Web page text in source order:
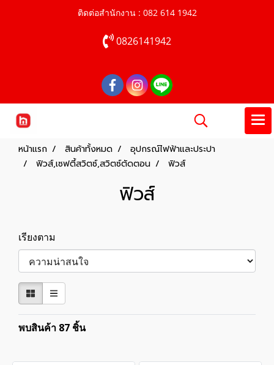
ติดต่อสำนักงาน : 082 614 1942
0826141942
หน้าแรก สินค้าทั้งหมด
อุปกรณ์ไฟฟ้าและประปา
ฟิวส์,เซฟตี้สวิตซ์,สวิตซ์ตัดตอน
ฟิวส์
ฟิวส์
เรียงตาม
พบสินค้า 87 ชิ้น